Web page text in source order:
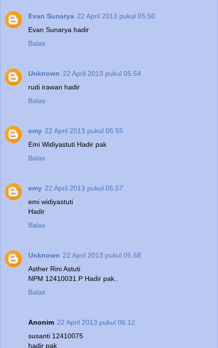
Evan Sunarya 22 April 2013 pukul 05.50
Evan Sunarya hadir
Balas
Unknown 22 April 2013 pukul 05.54
rudi irawan hadir
Balas
emy 22 April 2013 pukul 05.55
Emi Widiyastuti Hadir pak
Balas
emy 22 April 2013 pukul 05.57
emi widiyastuti
Hadir
Balas
Unknown 22 April 2013 pukul 05.58
Asther Rini Astuti
NPM 12410031.P Hadir pak..
Balas
Anonim 22 April 2013 pukul 06.12
susanti 12410075
hadir pak